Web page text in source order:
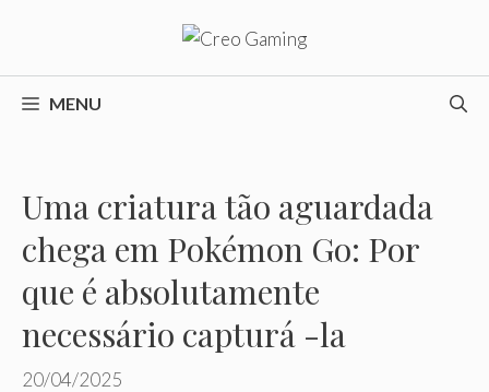
o
conteúdoMENU
Uma criatura tão aguardada
chega em Pokémon Go: Por
que é absolutamente
necessário capturá -la
20/04/2025